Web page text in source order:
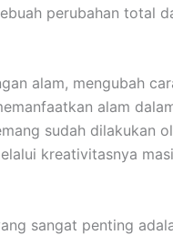
perubahan total
alam, mengubah
alam
sudah dilakukan
kreativitasnya
sangat penting